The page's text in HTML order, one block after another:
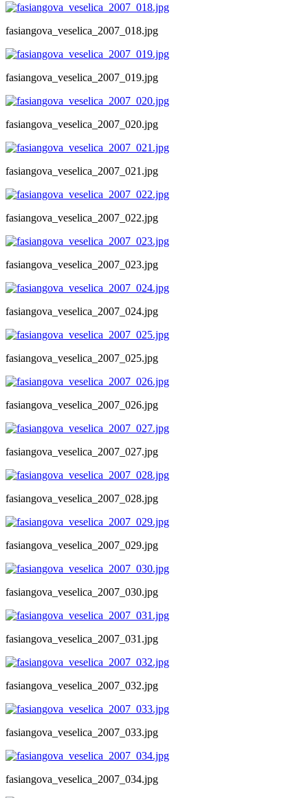
fasiangova_veselica_2007_018.jpg
fasiangova_veselica_2007_019.jpg
fasiangova_veselica_2007_020.jpg
fasiangova_veselica_2007_021.jpg
fasiangova_veselica_2007_022.jpg
fasiangova_veselica_2007_023.jpg
fasiangova_veselica_2007_024.jpg
fasiangova_veselica_2007_025.jpg
fasiangova_veselica_2007_026.jpg
fasiangova_veselica_2007_027.jpg
fasiangova_veselica_2007_028.jpg
fasiangova_veselica_2007_029.jpg
fasiangova_veselica_2007_030.jpg
fasiangova_veselica_2007_031.jpg
fasiangova_veselica_2007_032.jpg
fasiangova_veselica_2007_033.jpg
fasiangova_veselica_2007_034.jpg